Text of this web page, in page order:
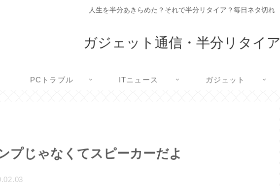
人生を半分あきらめた？それで半分リタイア？毎日ネタ切れ
ガジェット通信・半分リタイア
PCトラブル ITニュース ガジェット
プじゃなくてスピーカーだよ